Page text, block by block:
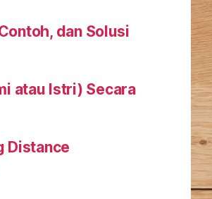
dan Solusi
atau Istri) Secara
Distance